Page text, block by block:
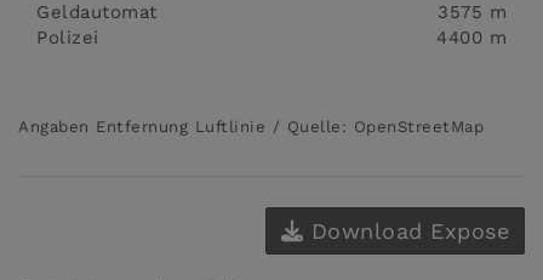
Geldautomat
3575 m
Polizei
4400 m
Angaben Entfernung Luftlinie / Quelle: OpenStreetMap
Download Expose